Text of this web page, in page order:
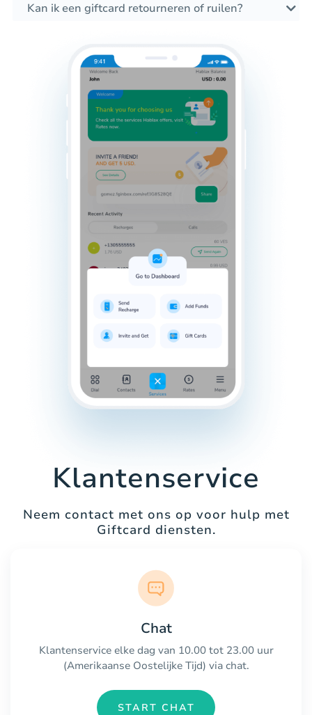
Kan ik een giftcard retourneren of ruilen?
Klantenservice
Neem contact met ons op voor hulp met
Giftcard diensten.
Chat
Klantenservice elke dag van 10.00 tot 23.00 uur
(Amerikaanse Oostelijke Tijd) via chat.
START CHAT